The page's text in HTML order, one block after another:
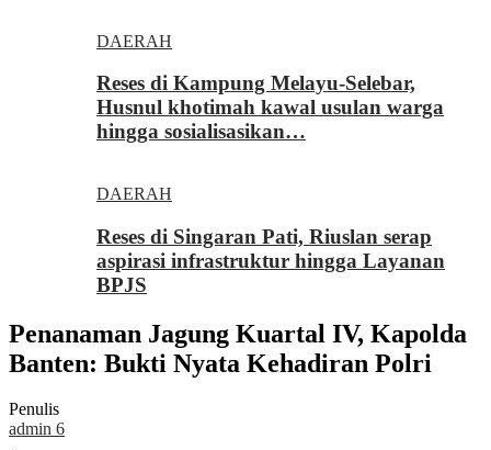
DAERAH
Reses di Kampung Melayu-Selebar,
Husnul khotimah kawal usulan warga
hingga sosialisasikan…
DAERAH
Reses di Singaran Pati, Riuslan serap
aspirasi infrastruktur hingga Layanan
BPJS
Penanaman Jagung Kuartal IV, Kapolda
Banten: Bukti Nyata Kehadiran Polri
Penulis
admin 6